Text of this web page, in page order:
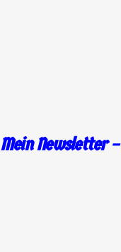
Mein Newsletter